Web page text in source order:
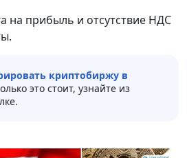
на прибыль и отсутствие НДС
криптобиржу в
это стоит, узнайте из